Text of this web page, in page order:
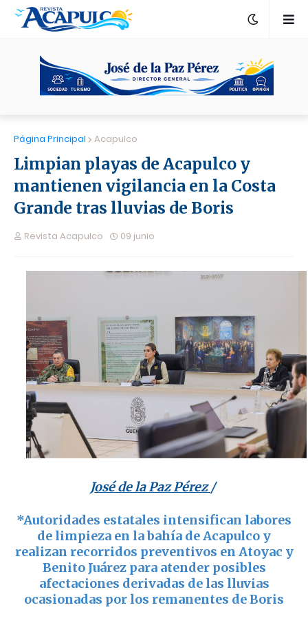
Página Principal Acapulco
Limpian playas de Acapulco y
mantienen vigilancia en la Costa
Grande tras lluvias de Boris
Revista Acapulco 09 junio
José de la Paz Pérez/
*Autoridades estatales intensifican labores
de limpieza en la bahía de Acapulco y
realizan recorridos preventivos en Atoyac y
Benito Juárez para atender posibles
afectaciones derivadas de las lluvias
ocasionadas por los remanentes de Boris